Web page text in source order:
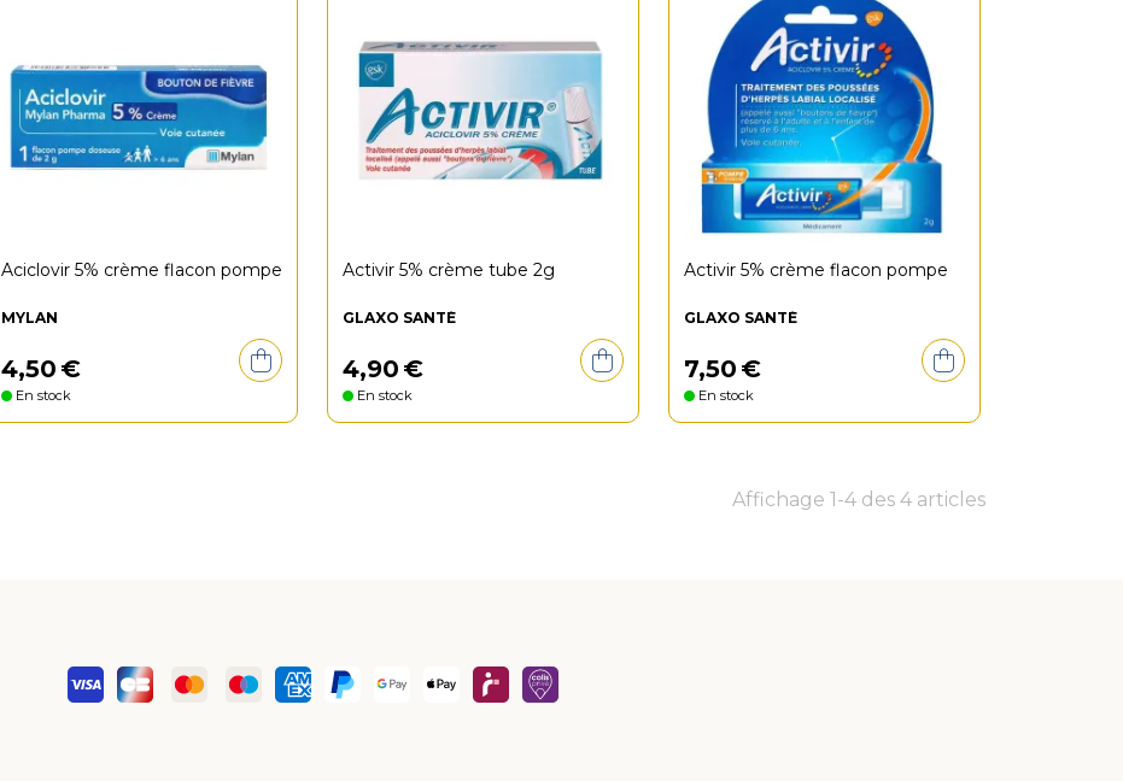
Aciclovir 5% crème flacon pompe
MYLAN
4,50 €
En stock
Activir 5% crème tube 2g
GLAXO SANTÉ
4,90 €
En stock
Activir 5% crème flacon pompe
GLAXO SANTÉ
7,50 €
En stock
Affichage 1-4 des 4 articles